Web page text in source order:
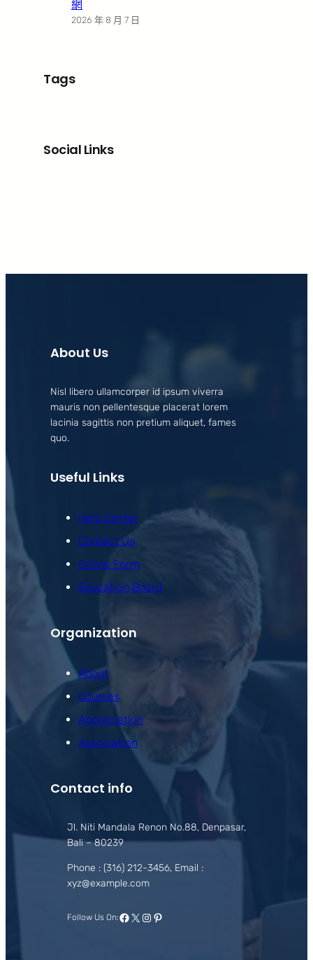
網
2026 年 8 月 7 日
Tags
Social Links
About Us
Nisl libero ullamcorper id ipsum viverra
mauris non pellentesque placerat lorem
lacinia sagittis non pretium aliquet, fames
quo.
Useful Links
Help Center
Contact Us
Online Form
Education Board
Organization
About
Courses
Appreciation
Association
Contact info
Jl. Niti Mandala Renon No.88, Denpasar,
Bali – 80239
Phone : (316) 212-3456, Email :
xyz@example.com
Follow Us On:Facebook
X Instagram
Pinterest